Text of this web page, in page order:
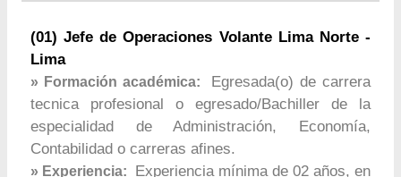
(01) Jefe de Operaciones Volante Lima Norte -
Lima
» Formación académica:
Egresada(o) de carrera
tecnica profesional o egresado/Bachiller de la
especialidad de Administración, Economía,
Contabilidad o carreras afines.
» Experiencia:
Experiencia mínima de 02 años, en